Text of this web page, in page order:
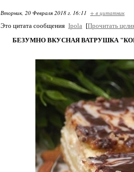
Вторник, 20 Февраля 2018 г. 16:11 + в цитатник
Это цитата сообщения Ipola [Прочитать
БЕЗУМНО ВКУСНАЯ ВАТРУШКА